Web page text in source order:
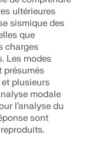
ultérieures
sismique des
que
charges
Les modes
présumés
plusieurs
modale
l’analyse du
sont